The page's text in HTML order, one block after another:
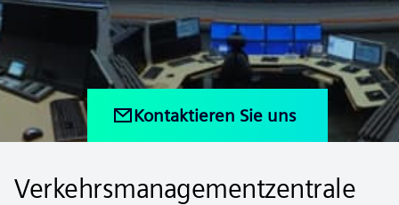
Kontaktieren Sie uns
Verkehrsmanagementzentrale